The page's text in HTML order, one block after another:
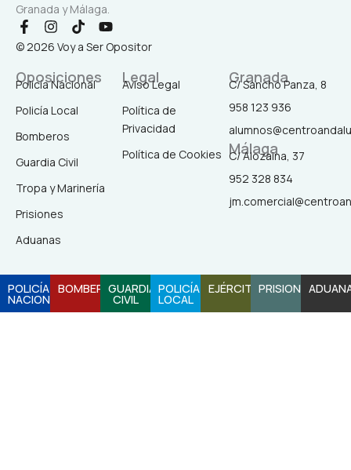
Granada y Málaga.
F
a
c
b
o
o
-
I
n
s
a
g
r
m
T
i
k
o
k
Y
o
u
© 2026 Voy a Ser Opositor
Oposiciones
Policía Nacional
Policía Local
Bomberos
Guardia Civil
Tropa y Marinería
Prisiones
Aduanas
Legal
Aviso Legal
Política de
Privacidad
Política de Cookies
Granada
C/ Sancho Panza, 8
958 123 936
Málaga
C/ Alozaina, 37
952 328 834
POLICÍA
NACIONAL
BOMBEROSGUARDIA
CIVIL
POLICÍA
LOCAL
EJÉRCITOPRISIONES